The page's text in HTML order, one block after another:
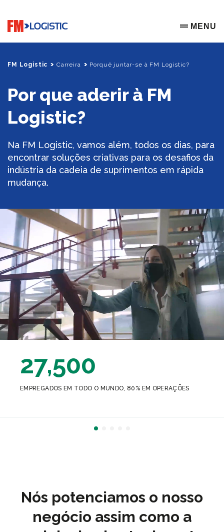
Go to home page
OPEN
MENU
FM Logistic Carreira Porquê juntar-se à FM Logistic?
Por que aderir à FM
Logistic?
Na FM Logistic, vamos além, todos os dias, para
encontrar soluções criativas para os desafios da
indústria da cadeia de suprimentos em rápida
mudança.
27,500
EMPREGADOS EM TODO O MUNDO, 80% EM OPERAÇÕES
Nós potenciamos o nosso
negócio assim como a